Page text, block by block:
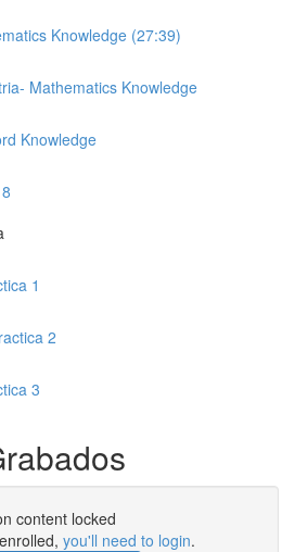
Knowledge (27:39)
Mathematics Knowledge
Knowledge
1
2
3
content locked
you'll need to login.